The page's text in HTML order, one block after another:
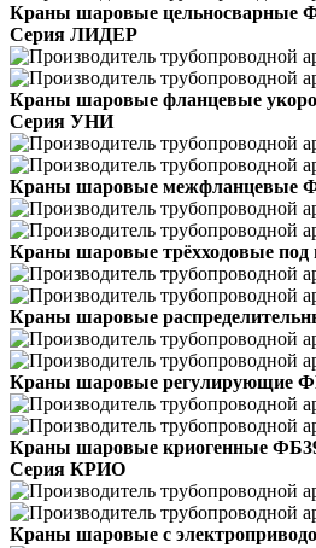
Краны шаровые цельносварные
Серия ЛИДЕР
Краны шаровые фланцевые
Серия УНИ
Краны шаровые межфланцевые
Краны шаровые трёхходовые под
Краны шаровые
Краны шаровые регулирующие
Краны шаровые криогенные
Серия КРИО
Краны шаровые с